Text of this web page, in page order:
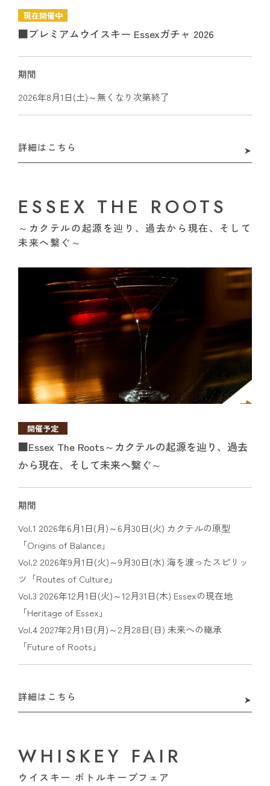
現在開催中
■プレミアムウイスキー Essexガチャ 2026
期間
2026年8月1日(土)～無くなり次第終了
詳細はこちら
ESSEX THE ROOTS
～カクテルの起源を辿り、過去から現在、そして
未来へ繋ぐ～
開催予定
■Essex The Roots～カクテルの起源を辿り、過去
から現在、そして未来へ繋ぐ～
期間
Vol.1 2026年6月1日(月)～6月30日(火) カクテルの原型
「Origins of Balance」
Vol.2 2026年9月1日(火)～9月30日(水) 海を渡ったスピリッ
ツ「Routes of Culture」
Vol.3 2026年12月1日(火)～12月31日(木) Essexの現在地
「Heritage of Essex」
Vol.4 2027年2月1日(月)～2月28日(日) 未来への継承
「Future of Roots」
詳細はこちら
WHISKEY FAIR
ウイスキー ボトルキープフェア